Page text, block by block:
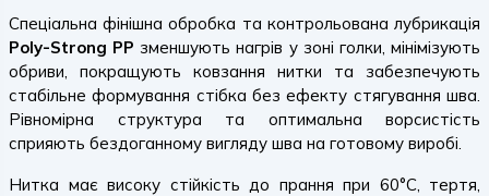
Спеціальна фінішна обробка та контрольована лубрикація
Poly-Strong PP зменшують нагрів у зоні голки, мінімізують
обриви, покращують ковзання нитки та забезпечують
стабільне формування стібка без ефекту стягування шва.
Рівномірна структура та оптимальна ворсистість
сприяють бездоганному вигляду шва на готовому виробі.
Нитка має високу стійкість до прання при 60°C, тертя,